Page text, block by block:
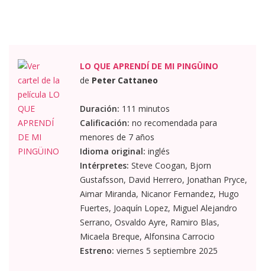
LO QUE APRENDÍ DE MI PINGÜINO
de Peter Cattaneo
Duración: 111 minutos
Calificación: no recomendada para
menores de 7 años
Idioma original: inglés
Intérpretes: Steve Coogan, Bjorn
Gustafsson, David Herrero, Jonathan Pryce,
Aimar Miranda, Nicanor Fernandez, Hugo
Fuertes, Joaquín Lopez, Miguel Alejandro
Serrano, Osvaldo Ayre, Ramiro Blas,
Micaela Breque, Alfonsina Carrocio
Estreno: viernes 5 septiembre 2025